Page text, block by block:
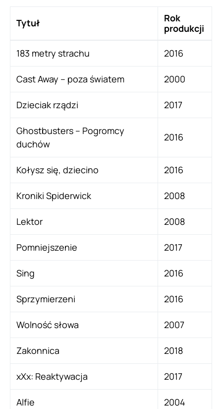
Tytuł
Rok
produkcji
183 metry strachu 2016
Cast Away – poza światem 2000
Dzieciak rządzi 2017
Ghostbusters – Pogromcy
duchów
2016
Kołysz się, dziecino 2016
Kroniki Spiderwick 2008
Lektor 2008
Pomniejszenie 2017
Sing 2016
Sprzymierzeni 2016
Wolność słowa 2007
Zakonnica 2018
xXx: Reaktywacja 2017
Alfie 2004